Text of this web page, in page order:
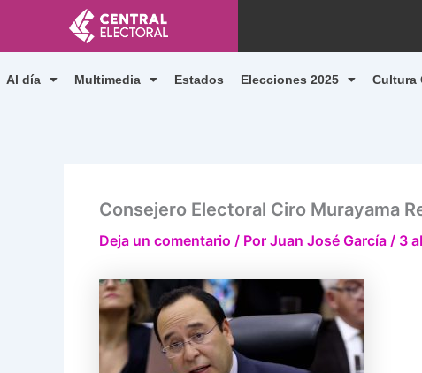
contenido
Al día Multimedia Estados Elecciones 2025 Cultura
Consejero Electoral Ciro Murayama
Deja un comentario / Por Juan José García / 3